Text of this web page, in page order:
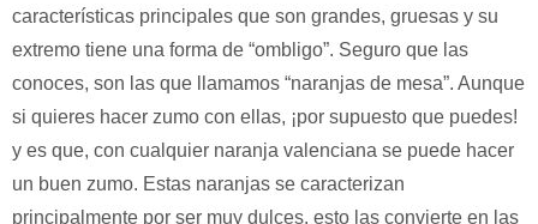
características principales que son grandes, gruesas y su
extremo tiene una forma de “ombligo”. Seguro que las
conoces, son las que llamamos “naranjas de mesa”. Aunque
si quieres hacer zumo con ellas, ¡por supuesto que puedes!
y es que, con cualquier naranja valenciana se puede hacer
un buen zumo. Estas naranjas se caracterizan
principalmente por ser muy dulces, esto las convierte en las